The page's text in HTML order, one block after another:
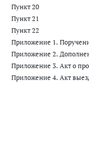
Пункт 20
Пункт 21
Пункт 22
Приложение 1.
Приложение 2.
Приложение 3. Акт о
Приложение 4. Акт